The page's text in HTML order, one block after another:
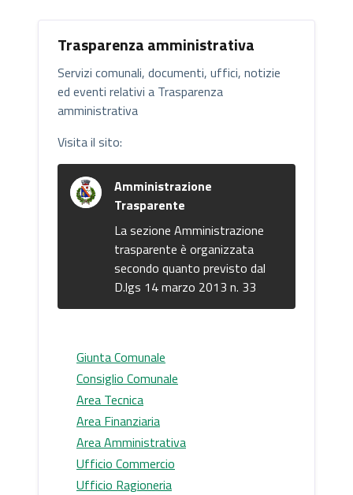
Trasparenza amministrativa
Servizi comunali, documenti, uffici, notizie
ed eventi relativi a Trasparenza
amministrativa
Visita il sito:
Amministrazione
Trasparente
La sezione Amministrazione
trasparente è organizzata
secondo quanto previsto dal
D.lgs 14 marzo 2013 n. 33
Giunta Comunale
Consiglio Comunale
Area Tecnica
Area Finanziaria
Area Amministrativa
Ufficio Commercio
Ufficio Ragioneria